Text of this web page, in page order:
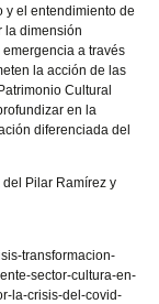
y el entendimiento de
la dimensión
a través
la acción de las
Cultural
en la
diferenciada del
Pilar Ramírez y
transformacion-
sector-cultura-en-
la-crisis-del-covid-